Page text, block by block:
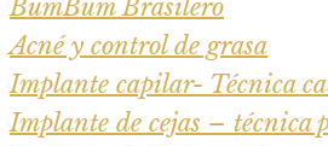
BumBum Brasilero
Acné y control de grasa
Implante capilar- Técnica
Implante de cejas – técnica